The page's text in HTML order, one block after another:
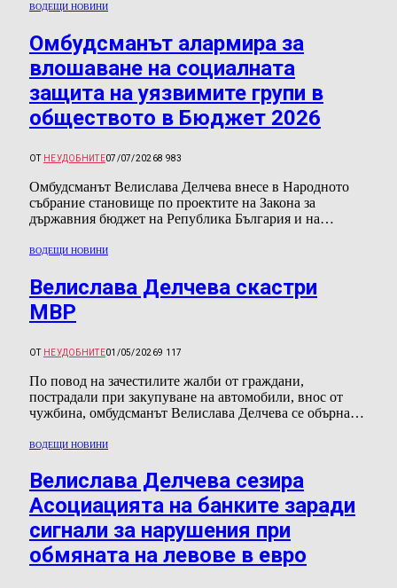
ВОДЕЩИ НОВИНИ
Омбудсманът алармира за
влошаване на социалната
защита на уязвимите групи в
обществото в Бюджет 2026
ОТ НЕУДОБНИТЕ07/07/20268 983
Омбудсманът Велислава Делчева внесе в Народното
събрание становище по проектите на Закона за
държавния бюджет на Република България и на…
ВОДЕЩИ НОВИНИ
Велислава Делчева скастри
МВР
ОТ НЕУДОБНИТЕ01/05/20269 117
По повод на зачестилите жалби от граждани,
пострадали при закупуване на автомобили, внос от
чужбина, омбудсманът Велислава Делчева се обърна…
ВОДЕЩИ НОВИНИ
Велислава Делчева сезира
Асоциацията на банките заради
сигнали за нарушения при
обмяната на левове в евро